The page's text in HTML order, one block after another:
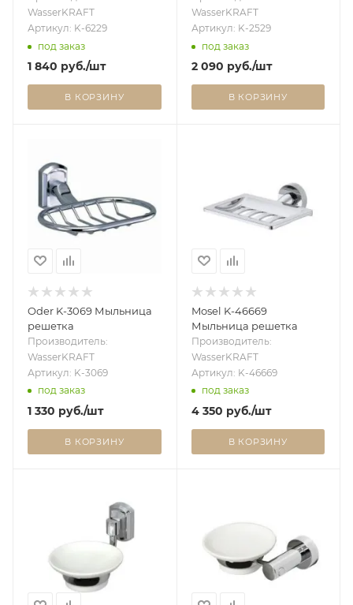
WasserKRAFT
Артикул: K-6229
под заказ
1 840 руб./шт
В КОРЗИНУ
WasserKRAFT
Артикул: K-2529
под заказ
2 090 руб./шт
В КОРЗИНУ
Oder K-3069 Мыльница
решетка
Производитель:
WasserKRAFT
Артикул: K-3069
под заказ
1 330 руб./шт
В КОРЗИНУ
Mosel K-46669
Мыльница решетка
Производитель:
WasserKRAFT
Артикул: K-46669
под заказ
4 350 руб./шт
В КОРЗИНУ